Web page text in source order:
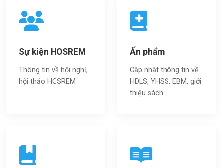
Sự kiện HOSREM
Thông tin về hội nghị,
hội thảo HOSREM
Ấn phẩm
Cập nhật thông tin về
HDLS, YHSS, EBM, giới
thiệu sách…